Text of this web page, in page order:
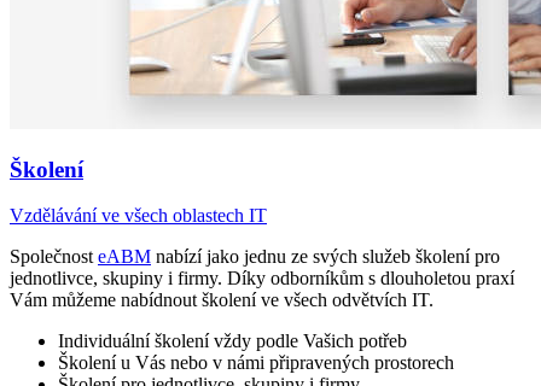
Školení
Vzdělávání ve všech oblastech IT
Společnost eABM nabízí jako jednu ze svých služeb školení pro
jednotlivce, skupiny i firmy. Díky odborníkům s dlouholetou praxí
Vám můžeme nabídnout školení ve všech odvětvích IT.
Individuální školení vždy podle Vašich potřeb
Školení u Vás nebo v námi připravených prostorech